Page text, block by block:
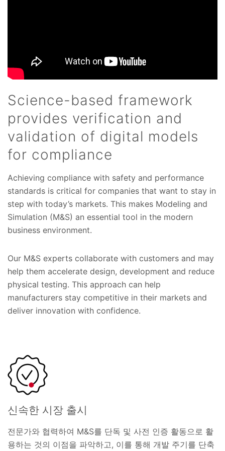
Science-based framework
provides verification and
validation of digital models
for compliance
Achieving compliance with safety and performance
standards is critical for companies that want to stay in
step with today’s markets. This makes Modeling and
Simulation (M&S) an essential tool in the modern
business environment.
Our M&S experts collaborate with customers and may
help them accelerate design, development and reduce
physical testing. This approach can help
manufacturers stay competitive in their markets and
deliver innovation with confidence.
신속한 시장 출시
전문가와 협력하여 M&S를 단독 및 사전 인증 활동으로 활
용하는 것의 이점을 파악하고, 이를 통해 개발 주기를 단축